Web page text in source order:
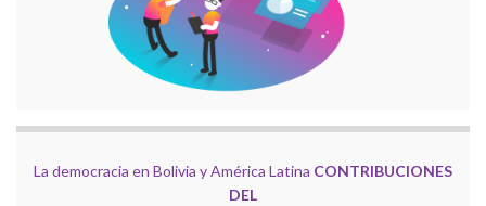
La democracia en Bolivia y América Latina CONTRIBUCIONES
DEL